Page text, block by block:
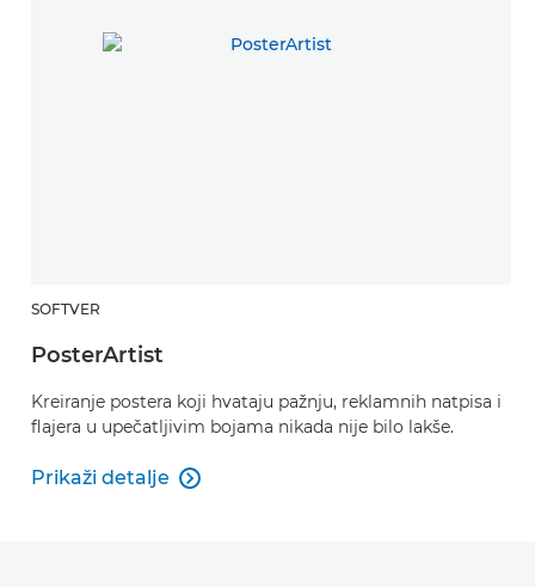
SOFTVER
PosterArtist
Kreiranje postera koji hvataju pažnju, reklamnih natpisa i
flajera u upečatljivim bojama nikada nije bilo lakše.
Prikaži detalje
PosterArtist
